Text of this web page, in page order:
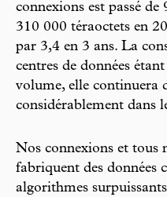
connexions est passé
310 000 téraoctets en
par 3,4 en 3 ans. La
centres de données
volume, elle continuera
considérablement dans
Nos connexions et tous
fabriquent des données
algorithmes